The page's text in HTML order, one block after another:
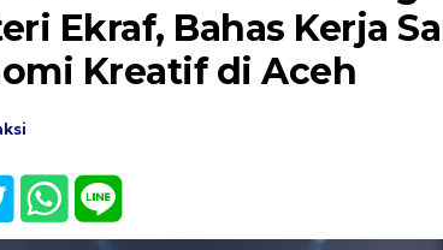
Ekraf, Bahas Kerja
Kreatif di Aceh